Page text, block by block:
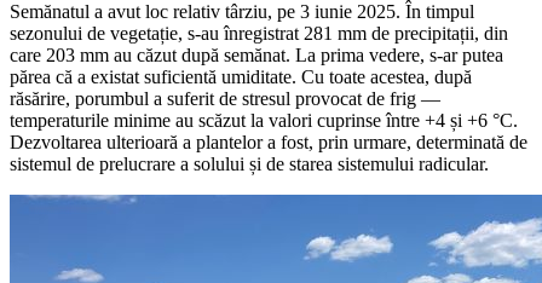
Semănatul a avut loc relativ târziu, pe 3 iunie 2025. În timpul
sezonului de vegetație, s-au înregistrat 281 mm de precipitații, din
care 203 mm au căzut după semănat. La prima vedere, s-ar putea
părea că a existat suficientă umiditate. Cu toate acestea, după
răsărire, porumbul a suferit de stresul provocat de frig —
temperaturile minime au scăzut la valori cuprinse între +4 și +6 °C.
Dezvoltarea ulterioară a plantelor a fost, prin urmare, determinată de
sistemul de prelucrare a solului și de starea sistemului radicular.